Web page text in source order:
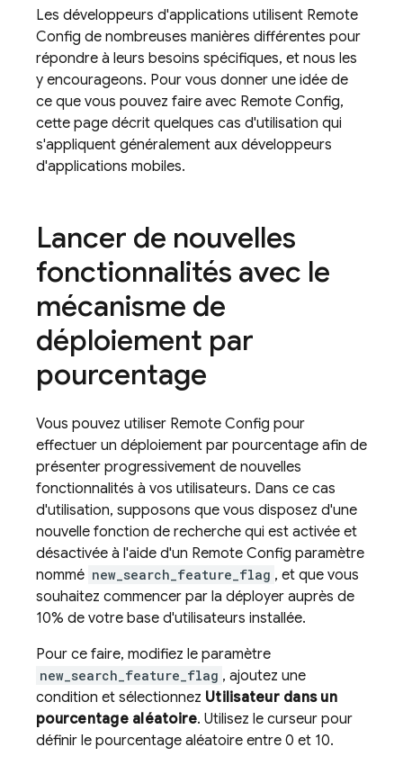
Les développeurs d'applications utilisent Remote
Config de nombreuses manières différentes pour
répondre à leurs besoins spécifiques, et nous les
y encourageons. Pour vous donner une idée de
ce que vous pouvez faire avec Remote Config,
cette page décrit quelques cas d'utilisation qui
s'appliquent généralement aux développeurs
d'applications mobiles.
Lancer de nouvelles
fonctionnalités avec le
mécanisme de
déploiement par
pourcentage
Vous pouvez utiliser Remote Config pour
effectuer un déploiement par pourcentage afin de
présenter progressivement de nouvelles
fonctionnalités à vos utilisateurs. Dans ce cas
d'utilisation, supposons que vous disposez d'une
nouvelle fonction de recherche qui est activée et
désactivée à l'aide d'un Remote Config paramètre
nommé new_search_feature_flag , et que vous
souhaitez commencer par la déployer auprès de
10% de votre base d'utilisateurs installée.
Pour ce faire, modifiez le paramètre
new_search_feature_flag , ajoutez une
condition et sélectionnez Utilisateur dans un
pourcentage aléatoire. Utilisez le curseur pour
définir le pourcentage aléatoire entre 0 et 10.